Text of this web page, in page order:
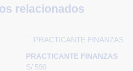
relacionados
PRACTICANTE FINANZAS
S/ 590